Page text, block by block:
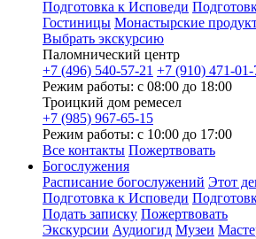
Подготовка к Исповеди
Гостиницы Монастырские
Выбрать экскурсию
Паломнический центр
+7 (496) 540-57-21 +7 (910) 471-01-
Режим работы: с 08:00 до 18:00
Троицкий дом ремесел
+7 (985) 967-65-15
Режим работы: с 10:00 до 17:00
Все контакты Пожертвовать
Богослужения
Расписание богослужений Этот
Подготовка к Исповеди
Подать записку Пожертвовать
Экскурсии Аудиогид Музеи